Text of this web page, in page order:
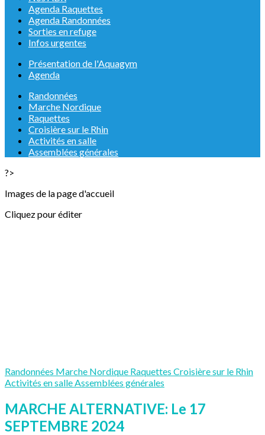
Agenda Raquettes
Agenda Randonnées
Sorties en refuge
Infos urgentes
Présentation de l'Aquagym
Agenda
Randonnées
Marche Nordique
Raquettes
Croisière sur le Rhin
Activités en salle
Assemblées générales
?>
Images de la page d'accueil
Cliquez pour éditer
Randonnées Marche Nordique Raquettes Croisière sur le Rhin
Activités en salleAssemblées générales
MARCHE ALTERNATIVE: Le 17
SEPTEMBRE 2024